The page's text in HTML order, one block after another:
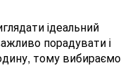
ідеальний
порадувати і
тому вибираємо